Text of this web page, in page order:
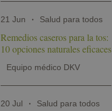
21 Jun Salud para todos
Remedios caseros para la tos:
10 opciones naturales eficaces
Equipo médico DKV
20 Jul Salud para todos